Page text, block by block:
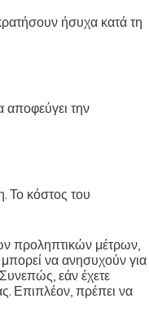
ήσυχα κατά τη
αποφεύγει την
Το κόστος του
προληπτικών μέτρων,
να ανησυχούν για
εάν έχετε
Επιπλέον, πρέπει να